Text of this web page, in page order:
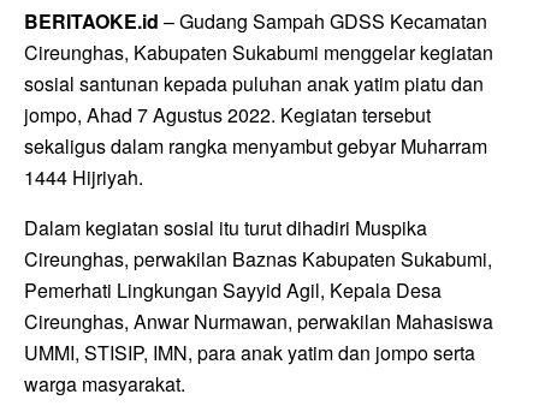
BERITAOKE.id – Gudang Sampah GDSS Kecamatan
Cireunghas, Kabupaten Sukabumi menggelar kegiatan
sosial santunan kepada puluhan anak yatim piatu dan
jompo, Ahad 7 Agustus 2022. Kegiatan tersebut
sekaligus dalam rangka menyambut gebyar Muharram
1444 Hijriyah.
Dalam kegiatan sosial itu turut dihadiri Muspika
Cireunghas, perwakilan Baznas Kabupaten Sukabumi,
Pemerhati Lingkungan Sayyid Agil, Kepala Desa
Cireunghas, Anwar Nurmawan, perwakilan Mahasiswa
UMMI, STISIP, IMN, para anak yatim dan jompo serta
warga masyarakat.